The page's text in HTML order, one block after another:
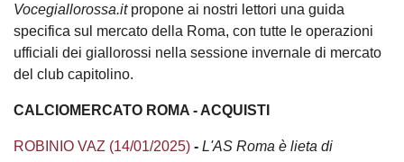
Vocegiallorossa.itpropone ai nostri lettori una guida
specifica sul mercato della Roma, con tutte le operazioni
ufficiali dei giallorossi nella sessione invernale di mercato
del club capitolino.
CALCIOMERCATO ROMA - ACQUISTI
ROBINIO VAZ (14/01/2025) - L'AS Roma è lieta di